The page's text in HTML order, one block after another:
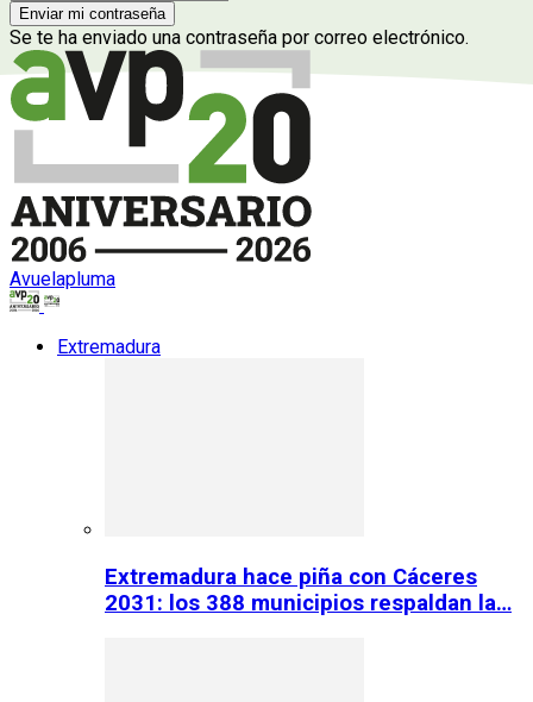
Se te ha enviado una contraseña por correo electrónico.
Avuelapluma
Extremadura
Extremadura hace piña con Cáceres
2031: los 388 municipios respaldan la…